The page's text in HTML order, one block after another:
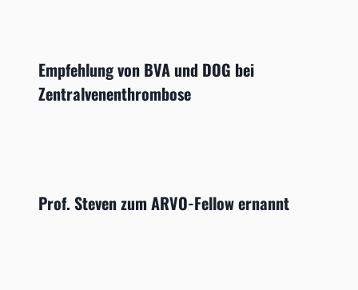
Empfehlung von BVA und DOG bei
Zentralvenenthrombose
Prof. Steven zum ARVO-Fellow ernannt